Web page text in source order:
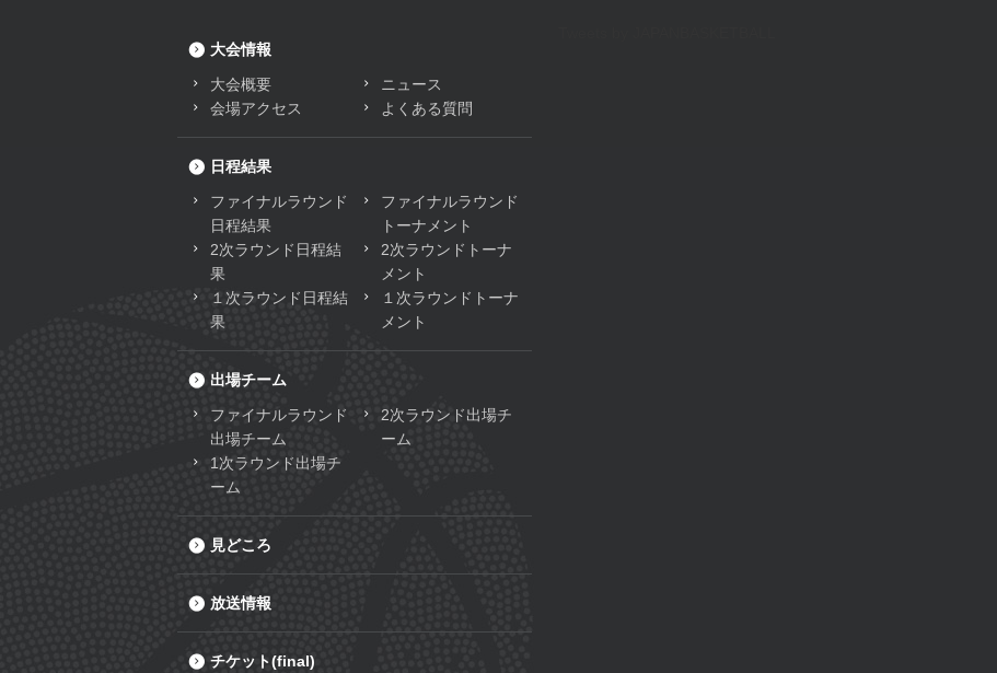
大会情報
大会概要
ニュース
会場アクセス
よくある質問
日程結果
ファイナルラウンド
日程結果
ファイナルラウンド
トーナメント
2次ラウンド日程結
果
2次ラウンドトーナ
メント
１次ラウンド日程結
果
１次ラウンドトーナ
メント
出場チーム
ファイナルラウンド
出場チーム
2次ラウンド出場チ
ーム
1次ラウンド出場チ
ーム
見どころ
放送情報
チケット(final)